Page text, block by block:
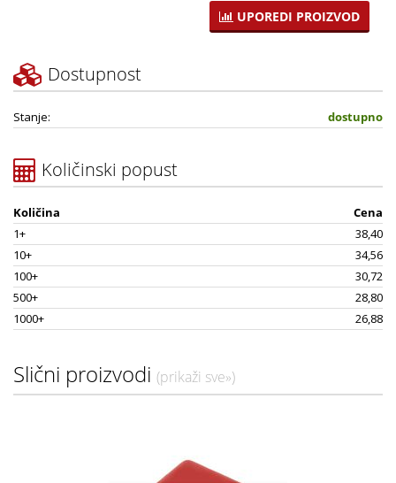
UPOREDI PROIZVOD
Dostupnost
Stanje: dostupno
Količinski popust
Količina
Cena
1+
38,40
10+
34,56
100+
30,72
500+
28,80
1000+
26,88
Slični proizvodi (prikaži sve»)